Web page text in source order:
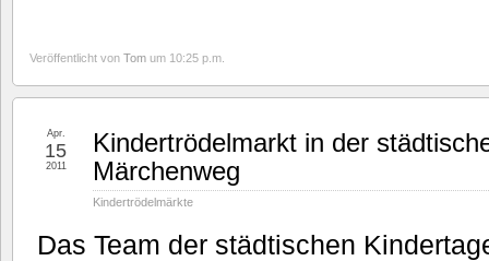
Veröffentlicht von Tom um 10:25 p.m.
Kindertrödelmarkt in der
Märchenweg
Kindertrödelmärkte
Apr.
15
2011
Das Team der städtischen